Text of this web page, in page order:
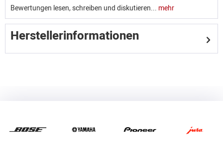
Bewertungen lesen, schreiben und diskutieren... mehr
Herstellerinformationen